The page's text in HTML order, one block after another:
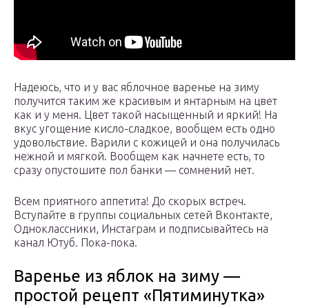
Надеюсь, что и у вас яблочное варенье на зиму
получится таким же красивым и янтарным на цвет
как и у меня. Цвет такой насыщенный и яркий! На
вкус угощение кисло-сладкое, вообщем есть одно
удовольствие. Варили с кожицей и она получилась
нежной и мягкой. Вообщем как начнете есть, то
сразу опустошите пол банки — сомнений нет.
Всем приятного аппетита! До скорых встреч.
Вступайте в группы социальных сетей Вконтакте,
Одноклассники, Инстаграм и подписывайтесь на
канал Ютуб. Пока-пока.
Варенье из яблок на зиму —
простой рецепт «Пятиминутка»